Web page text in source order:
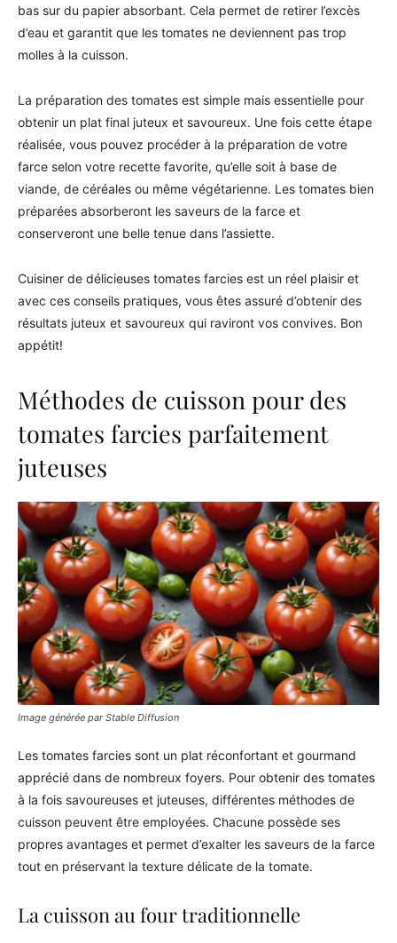
bas sur du papier absorbant. Cela permet de retirer l’excès
d’eau et garantit que les tomates ne deviennent pas trop
molles à la cuisson.
La préparation des tomates est simple mais essentielle pour
obtenir un plat final juteux et savoureux. Une fois cette étape
réalisée, vous pouvez procéder à la préparation de votre
farce selon votre recette favorite, qu’elle soit à base de
viande, de céréales ou même végétarienne. Les tomates bien
préparées absorberont les saveurs de la farce et
conserveront une belle tenue dans l’assiette.
Cuisiner de délicieuses tomates farcies est un réel plaisir et
avec ces conseils pratiques, vous êtes assuré d’obtenir des
résultats juteux et savoureux qui raviront vos convives. Bon
appétit!
Méthodes de cuisson pour des
tomates farcies parfaitement
juteuses
Image générée par Stable Diffusion
Les tomates farcies sont un plat réconfortant et gourmand
apprécié dans de nombreux foyers. Pour obtenir des tomates
à la fois savoureuses et juteuses, différentes méthodes de
cuisson peuvent être employées. Chacune possède ses
propres avantages et permet d’exalter les saveurs de la farce
tout en préservant la texture délicate de la tomate.
La cuisson au four traditionnelle